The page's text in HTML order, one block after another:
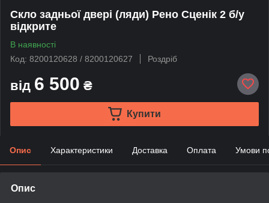
Скло задньої двері (ляди) Рено Сценік 2 б/у
відкрите
В наявності
Код: 8200120628 / 8200120627
Роздріб
від 6 500 ₴
Купити
Опис Характеристики Доставка Оплата Умови
Опис